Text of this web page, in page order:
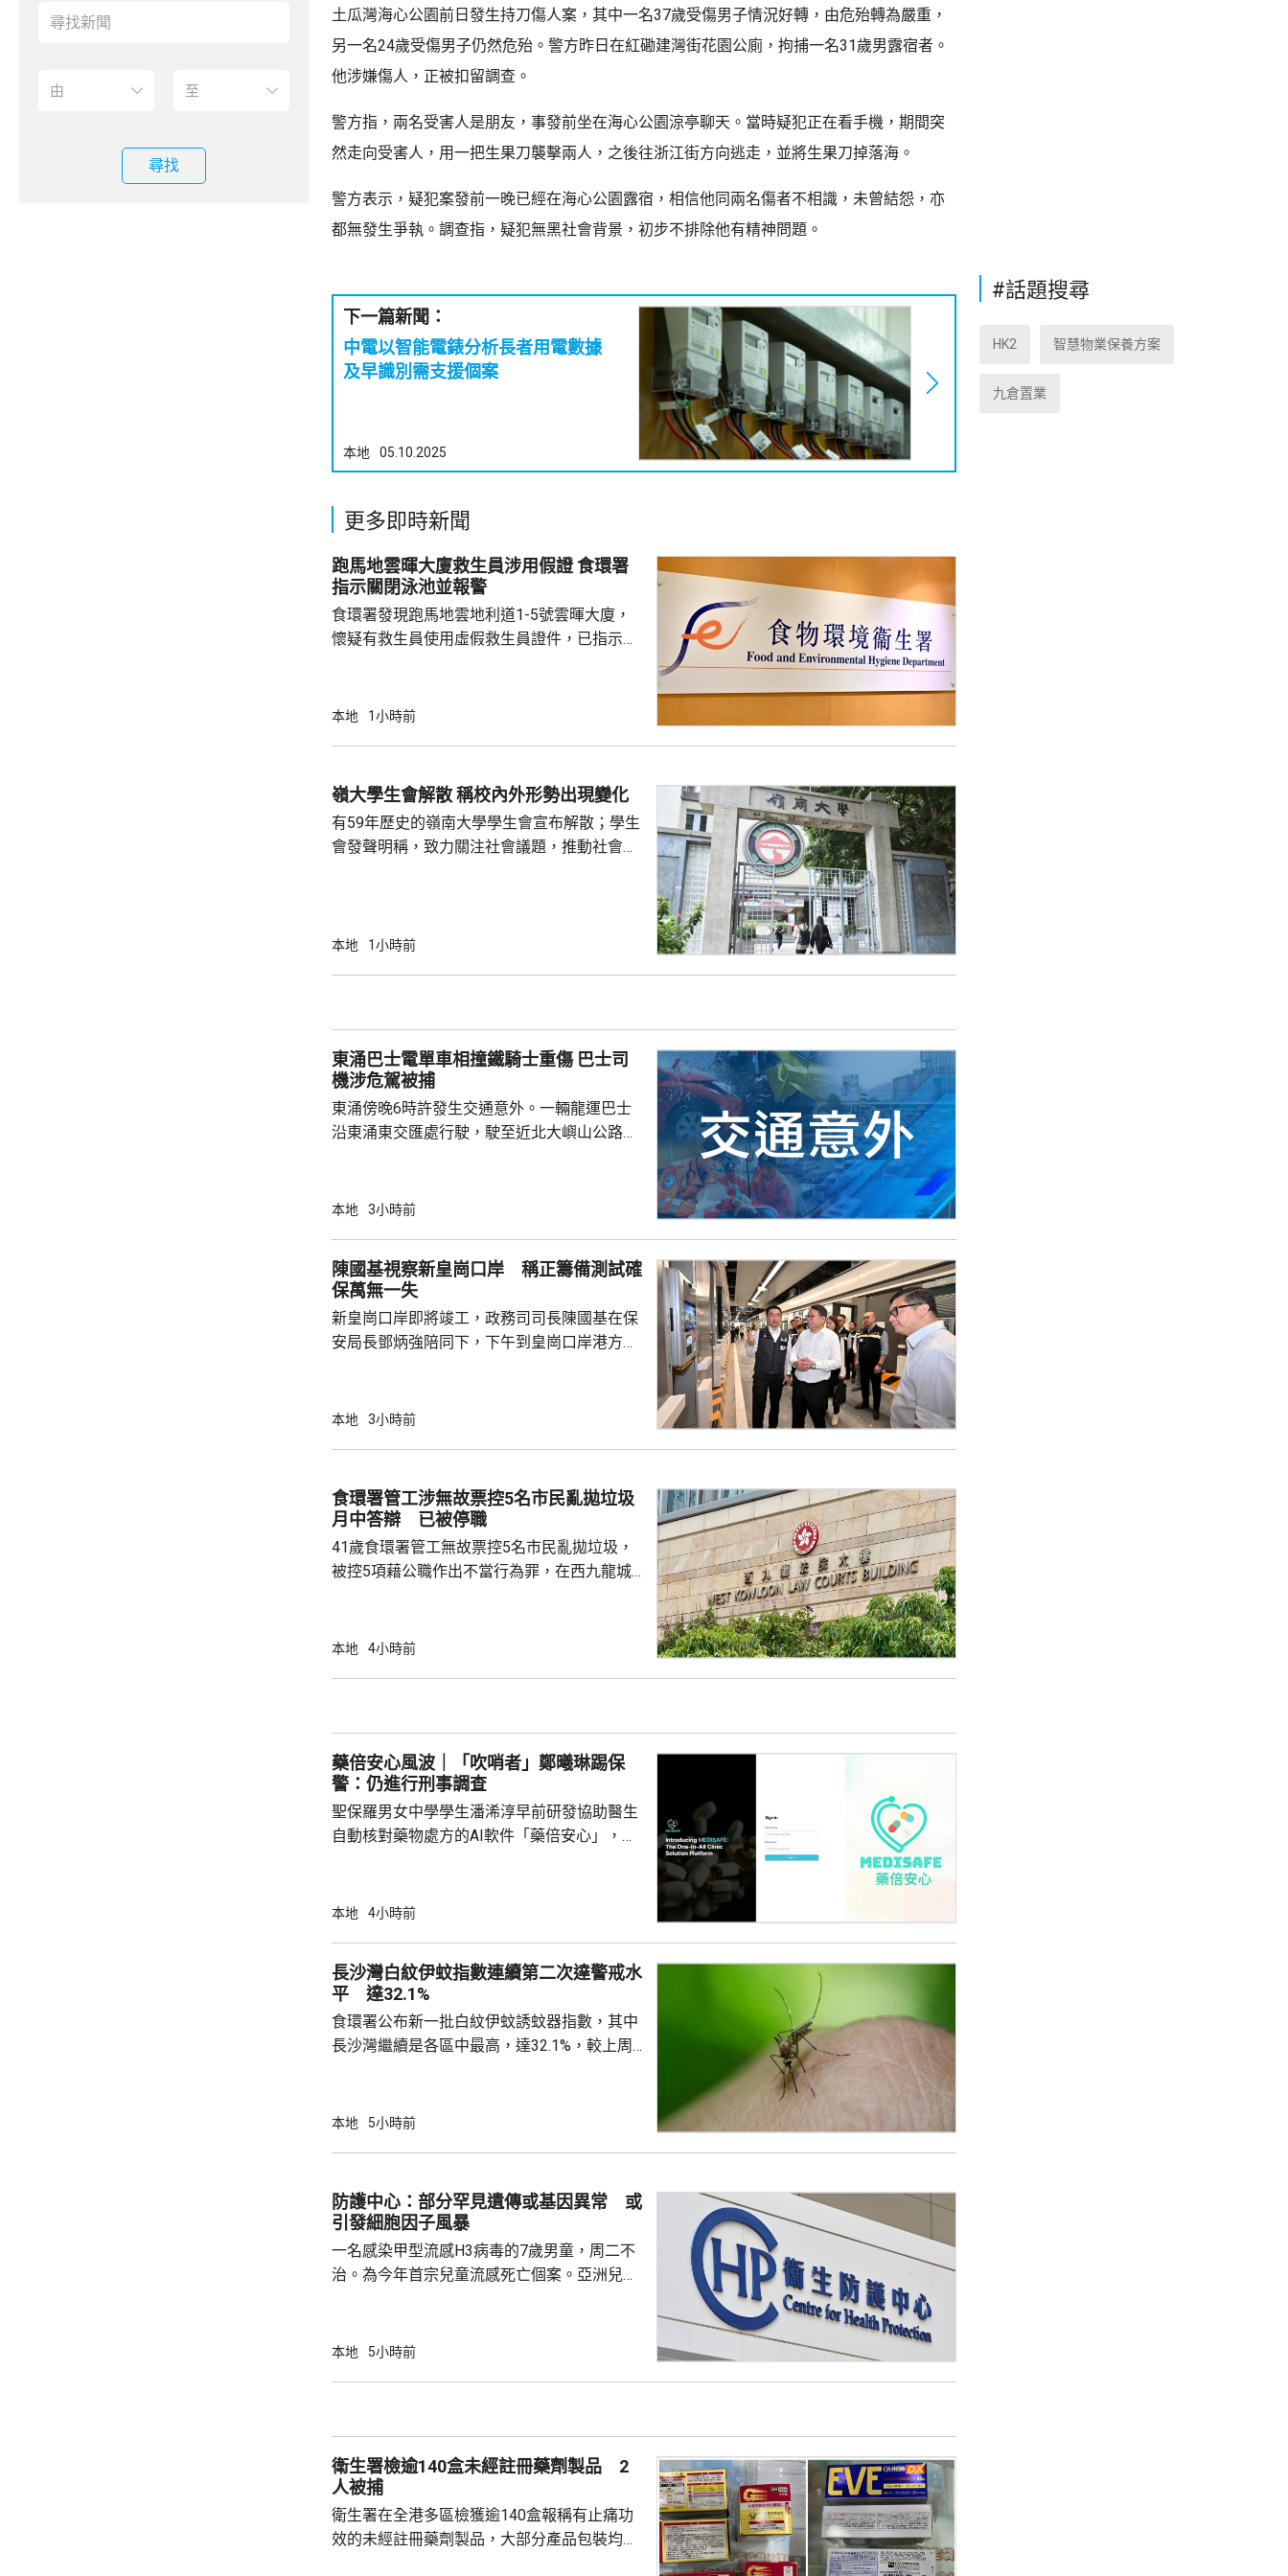
尋找
土瓜灣海心公園前日發生持刀傷人案，其中一名37歲受傷男子情況好轉，由危殆轉為嚴重，
另一名24歲受傷男子仍然危殆。警方昨日在紅磡建灣街花園公廁，拘捕一名31歲男露宿者。
他涉嫌傷人，正被扣留調查。
警方指，兩名受害人是朋友，事發前坐在海心公園涼亭聊天。當時疑犯正在看手機，期間突
然走向受害人，用一把生果刀襲擊兩人，之後往浙江街方向逃走，並將生果刀掉落海。
警方表示，疑犯案發前一晚已經在海心公園露宿，相信他同兩名傷者不相識，未曾結怨，亦
都無發生爭執。調查指，疑犯無黑社會背景，初步不排除他有精神問題。
下一篇新聞：
中電以智能電錶分析長者用電數據
及早識別需支援個案
本地 05.10.2025
更多即時新聞
跑馬地雲暉大廈救生員涉用假證 食環署
指示關閉泳池並報警
食環署發現跑馬地雲地利道1-5號雲暉大廈，
懷疑有救生員使用虛假救生員證件，已指示泳
資料，今日收到核實結果，發現一名昨日在屋
疑未按法例提供足夠合資格救生員，會考慮向
泳池持牌人提出檢控。 食環署表示，今年至頭
上月底，對逾1400個持牌私人...
本地 1小時前
嶺大學生會解散 稱校內外形勢出現變化
有59年歷史的嶺南大學學生會宣布解散；學生
會發聲明稱，致力關注社會議題，推動社會進
學生會營運。
本地 1小時前
東涌巴士電單車相撞鐵騎士重傷 巴士司
機涉危駕被捕
東涌傍晚6時許發生交通意外。一輛龍運巴士
沿東涌東交匯處行駛，駛至近北大嶼山公路出
體多處受傷，昏迷送往北大嶼山醫院治理。
往沙田的路線E42巴士，已即時暫停涉事車長
駕駛職務，派員到醫院慰問傷者，並會配合警
方調查事故原因。
本地 3小時前
陳國基視察新皇崗口岸 稱正籌備測試確
保萬無一失
新皇崗口岸即將竣工，政務司司長陳國基在保
安局長鄧炳強陪同下，下午到皇崗口岸港方口
跨部門工作小組，正籌備綜合營運測試、公共
蓋約20個類別、超過100個不同規模的演練和
測試，循序漸進提升口岸負荷，並在每次測試
後即時跟進問題，又要求小組必須以...
本地 3小時前
食環署管工涉無故票控5名市民亂拋垃圾
月中答辯 已被停職
41歲食環署管工無故票控5名市民亂拋垃圾，
被控5項藉公職作出不當行為罪，在西九龍城
銳，案發時為食環署深水埗區環境衞生辦事處
不在港，令他們被追討罰款、遭通緝和拘捕。
食環署：涉事管工停職 ...
本地 4小時前
藥倍安心風波｜「吹哨者」鄭曦琳踢保
警：仍進行刑事調查
聖保羅男女中學學生潘浠淳早前研發協助醫生
自動核對藥物處方的AI軟件「藥倍安心」，去
意下披露個人資料並造成指明傷害，被警方拘
警方回覆查詢時指，被捕女子今日更新保釋手
續時，拒絕繼續保釋候查，又說案件的刑事調
查仍在進行中，被捕人拒絕保釋候查，...
本地 4小時前
長沙灣白紋伊蚊指數連續第二次達警戒水
平 達32.1%
食環署公布新一批白紋伊蚊誘蚊器指數，其中
長沙灣繼續是各區中最高，達32.1%，較上周
布廣泛；其餘都低於20%，藍田及秀茂坪
園、4個公共屋邨、4個私人屋苑、2個商場和1
個公共設施內有積水或積水容器，分別向有關
本地 5小時前
防護中心：部分罕見遺傳或基因異常 或
引發細胞因子風暴
一名感染甲型流感H3病毒的7歲男童，周二不
治。為今年首宗兒童流感死亡個案。亞洲兒童
出現漂移或轉異，會導致人體現有的免疫力未
令極少數受影響兒童在感染流感病毒時，身體
的炎症及細胞因子反應出現功能失調...
本地 5小時前
衛生署檢逾140盒未經註冊藥劑製品 2
人被捕
衛生署在全港多區檢獲逾140盒報稱有止痛功
效的未經註冊藥劑製品，大部分產品包裝均以
#話題搜尋
HK2 智慧物業保養方案
九倉置業